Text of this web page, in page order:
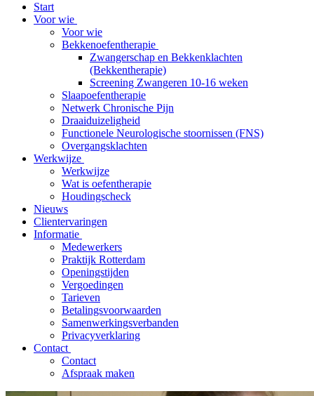
Start
Voor wie
Voor wie
Bekkenoefentherapie
Zwangerschap en Bekkenklachten
(Bekkentherapie)
Screening Zwangeren 10-16 weken
Slaapoefentherapie
Netwerk Chronische Pijn
Draaiduizeligheid
Functionele Neurologische stoornissen (FNS)
Overgangsklachten
Werkwijze
Werkwijze
Wat is oefentherapie
Houdingscheck
Nieuws
Clientervaringen
Informatie
Medewerkers
Praktijk Rotterdam
Openingstijden
Vergoedingen
Tarieven
Betalingsvoorwaarden
Samenwerkingsverbanden
Privacyverklaring
Contact
Contact
Afspraak maken